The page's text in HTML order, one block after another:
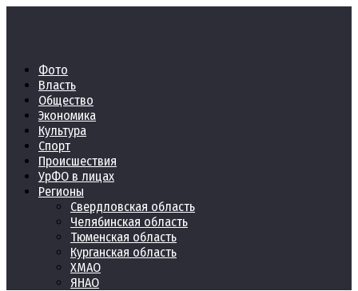
Фото
Власть
Общество
Экономика
Культура
Спорт
Происшествия
УрФО в лицах
Регионы
Свердловская область
Челябинская область
Тюменская область
Курганская область
ХМАО
ЯНАО